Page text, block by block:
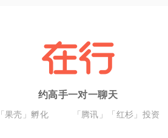
约高手一对一聊天
「果壳」孵化 「腾讯」「红杉」投资